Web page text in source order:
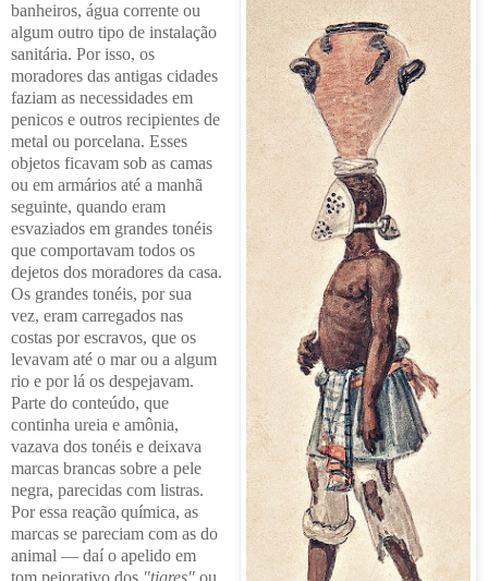
banheiros, água corrente ou
algum outro tipo de instalação
sanitária. Por isso, os
moradores das antigas cidades
faziam as necessidades em
penicos e outros recipientes de
metal ou porcelana. Esses
objetos ficavam sob as camas
ou em armários até a manhã
seguinte, quando eram
esvaziados em grandes tonéis
que comportavam todos os
dejetos dos moradores da casa.
Os grandes tonéis, por sua
vez, eram carregados nas
costas por escravos, que os
levavam até o mar ou a algum
rio e por lá os despejavam.
Parte do conteúdo, que
continha ureia e amônia,
vazava dos tonéis e deixava
marcas brancas sobre a pele
negra, parecidas com listras.
Por essa reação química, as
marcas se pareciam com as do
animal — daí o apelido em